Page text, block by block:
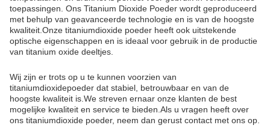
toepassingen. Ons Titanium Dioxide Poeder wordt geproduceerd
met behulp van geavanceerde technologie en is van de hoogste
kwaliteit.Onze titaniumdioxide poeder heeft ook uitstekende
optische eigenschappen en is ideaal voor gebruik in de productie
van titanium oxide deeltjes.
Wij zijn er trots op u te kunnen voorzien van
titaniumdioxidepoeder dat stabiel, betrouwbaar en van de
hoogste kwaliteit is.We streven ernaar onze klanten de best
mogelijke kwaliteit en service te bieden.Als u vragen heeft over
ons titaniumdioxide poeder, neem dan gerust contact met ons op.